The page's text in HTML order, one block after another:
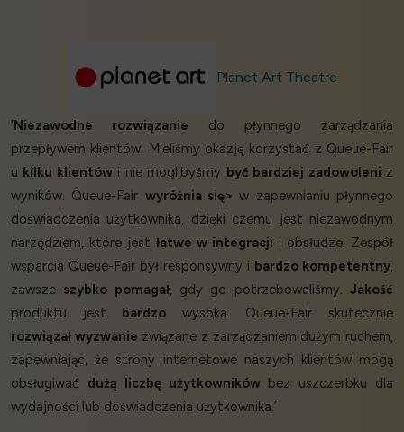
Planet Art Theatre
‘Niezawodne rozwiązanie do płynnego zarządzania
przepływem klientów. Mieliśmy okazję korzystać z Queue-Fair
u kilku klientówi nie moglibyśmy być bardziej zadowoleni z
wyników. Queue-Fair wyróżnia się> w zapewnianiu płynnego
doświadczenia użytkownika, dzięki czemu jest niezawodnym
narzędziem, które jest łatwe w integracji i obsłudze. Zespół
wsparcia Queue-Fair był responsywny i bardzo kompetentny,
zawsze szybko pomagał, gdy go potrzebowaliśmy.Jakość
produktu jest bardzo wysoka. Queue-Fair skutecznie
rozwiązał wyzwanie związane z zarządzaniem dużym ruchem,
zapewniając, że strony internetowe naszych klientów mogą
obsługiwać dużą liczbę użytkownikówbez uszczerbku dla
wydajności lub doświadczenia użytkownika.’